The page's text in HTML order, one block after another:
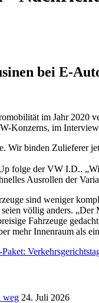
bei E-
im Jahr 2020
Konzerns, im
Wir binden Zulieferer
folge der VW I.D..
Ausrollen der
sind weniger
völlig anders.
Fahrzeuge
mehr Innenraum als ein
weg 24. Juli 2026